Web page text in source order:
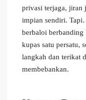
privasi terjaga, jiran
impian sendiri.
berbaloi berbanding
kupas satu persatu,
langkah dan terikat
membebankan.